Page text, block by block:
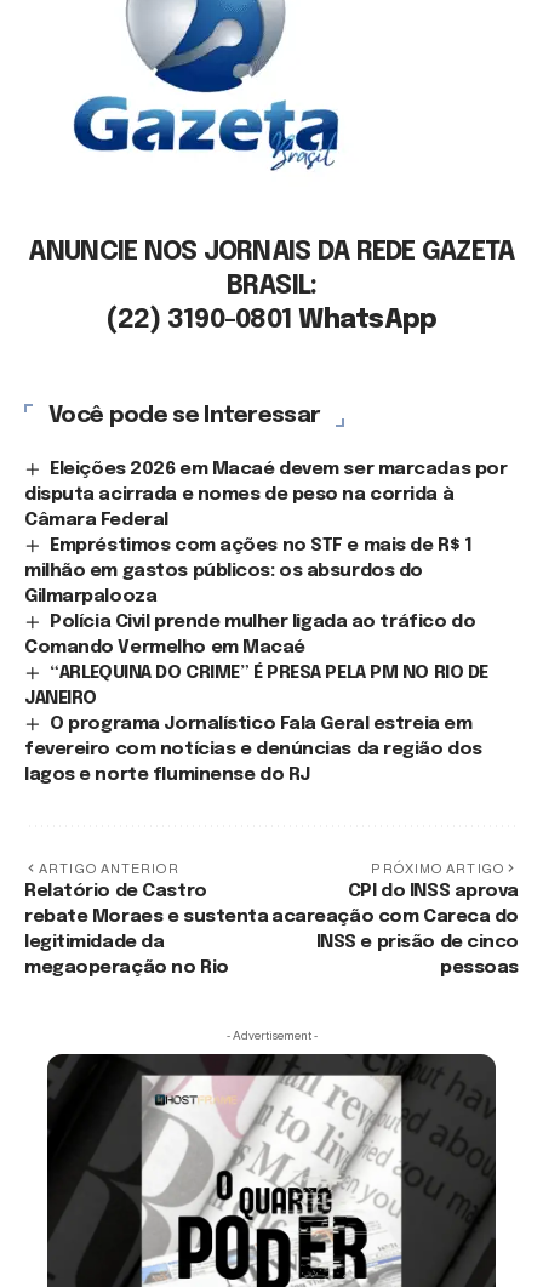
ANUNCIE NOS JORNAIS DA REDE GAZETA
BRASIL:
(22) 3190-0801 WhatsApp
Você pode se Interessar
Eleições 2026 em Macaé devem ser marcadas por
disputa acirrada e nomes de peso na corrida à
Câmara Federal
Empréstimos com ações no STF e mais de R$ 1
milhão em gastos públicos: os absurdos do
Gilmarpalooza
Polícia Civil prende mulher ligada ao tráfico do
Comando Vermelho em Macaé
“ARLEQUINA DO CRIME” É PRESA PELA PM NO RIO DE
JANEIRO
O programa Jornalístico Fala Geral estreia em
fevereiro com notícias e denúncias da região dos
lagos e norte fluminense do RJ
ARTIGO ANTERIOR
Relatório de Castro
rebate Moraes e sustenta
legitimidade da
megaoperação no Rio
PRÓXIMO ARTIGO
CPI do INSS aprova
acareação com Careca do
INSS e prisão de cinco
pessoas
- Advertisement -